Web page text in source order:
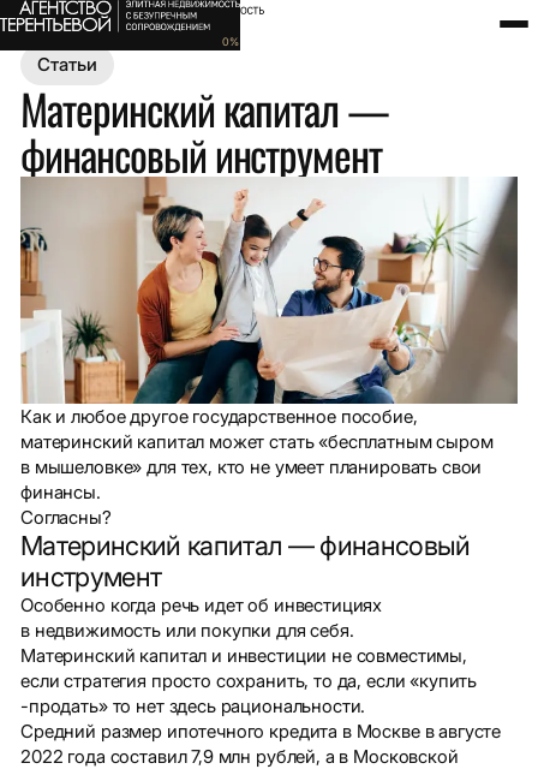
0%
Главная Полезное Статьи Материнский капитал —
Статьи
Материнский капитал —
финансовый инструмент
Как и любое другое государственное пособие,
материнский капитал может стать «бесплатным сыром
в мышеловке» для тех, кто не умеет планировать свои
финансы.
Согласны?
Материнский капитал — финансовый
инструмент
Особенно когда речь идет об инвестициях
в недвижимость или покупки для себя.
Материнский капитал и инвестиции не совместимы,
если стратегия просто сохранить, то да, если «купить
-продать» то нет здесь рациональности.
Средний размер ипотечного кредита в Москве в августе
2022 года составил 7,9 млн рублей, а в Московской